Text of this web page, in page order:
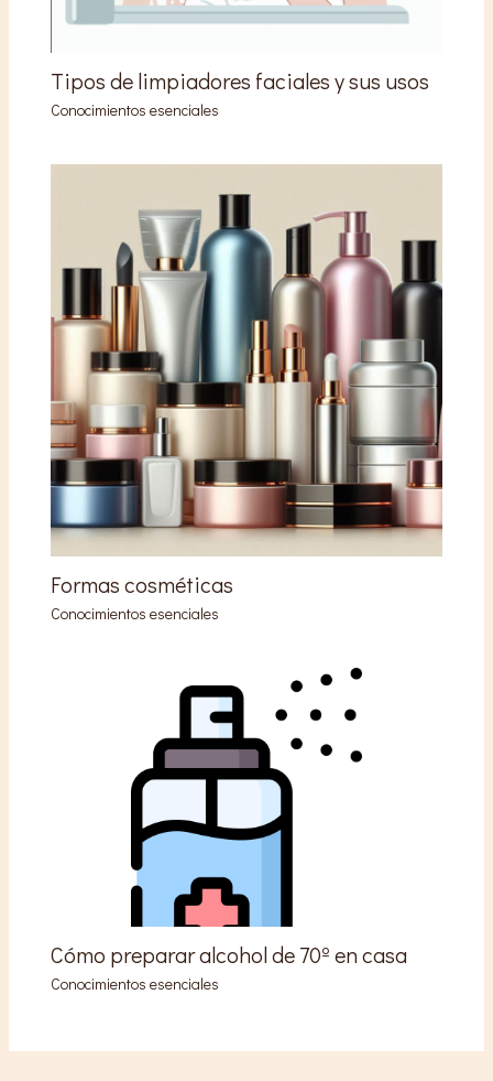
Tipos de limpiadores faciales y sus usos
Conocimientos esenciales
Formas cosméticas
Conocimientos esenciales
Cómo preparar alcohol de 70º en casa
Conocimientos esenciales